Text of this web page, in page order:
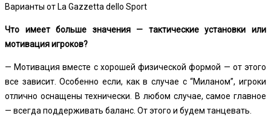
Варианты от La Gazzetta dello Sport
Что имеет больше значения — тактические установки или
мотивация игроков?
— Мотивация вместе с хорошей физической формой — от этого
все зависит. Особенно если, как в случае с “Миланом”, игроки
отлично оснащены технически. В любом случае, самое главное
— всегда поддерживать баланс. От этого и будем танцевать.